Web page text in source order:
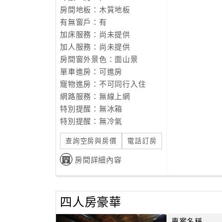
房間地板：木質地板
有無窗戶：有
加床服務：尚未提供
加人服務：尚未提供
房間窗外景色：面山景
單車進房：可進房
寵物進房：不可同行入住
網路服務：無線上網
特別提醒：無冰箱
特別提醒：無冷氣
查詢空房與房價 電話訂房
房間詳細內容
四人房豪華